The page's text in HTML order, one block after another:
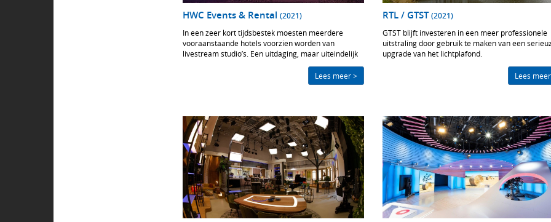
HWC Events & Rental (2021)
In een zeer kort tijdsbestek moesten meerdere
vooraanstaande hotels voorzien worden van
livestream studio’s. Een uitdaging, maar uiteindelijk
livestream studio’s geworden. Keer op keer leveren
zij een fantastisch resultaat ongeacht het hotel waar
Lees meer >
RTL / GTST(2021)
GTST blijft investeren in een meer professionele
uitstraling door gebruik te maken van een
upgrade van het lichtplafond.
Lees